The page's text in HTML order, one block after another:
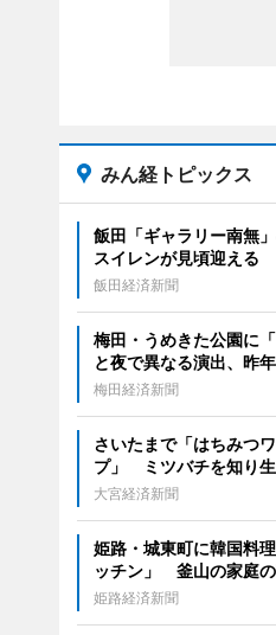
みん経トピックス
飯田「ギャラリー南無
スイレンが見頃迎える
飯田経済新聞
梅田・うめきた公園に
と夜で異なる演出、昨
梅田経済新聞
さいたまで「はちみつ
プ」 ミツバチを知り
大宮経済新聞
姫路・城東町に韓国料
ッチン」 釜山の家庭
姫路経済新聞